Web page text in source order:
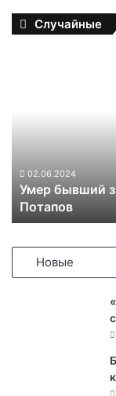
Случайные
з
02.06.2024
Умер бывший
Потапов
Новые